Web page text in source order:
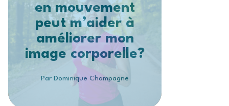
en mouvement
peut m’aider à
améliorer mon
image corporelle?
Par Dominique Champagne